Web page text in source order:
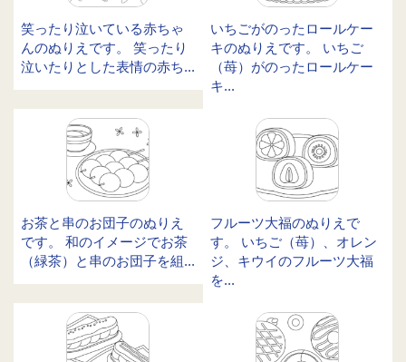
笑ったり泣いている赤ちゃ
んのぬりえです。 笑ったり
泣いたりとした表情の赤ち...
いちごがのったロールケー
キのぬりえです。 いちご
（苺）がのったロールケー
キ...
お茶と串のお団子のぬりえ
です。 和のイメージでお茶
（緑茶）と串のお団子を組...
フルーツ大福のぬりえで
す。 いちご（苺）、オレン
ジ、キウイのフルーツ大福
を...